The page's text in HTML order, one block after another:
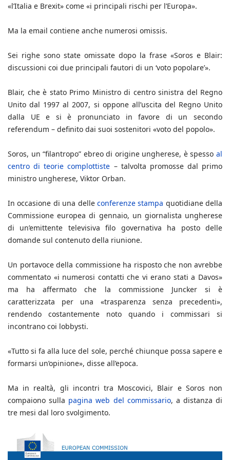
«l’Italia e Brexit» come «i principali rischi per l’Europa».
Ma la email contiene anche numerosi omissis.
Sei righe sono state omissate dopo la frase «Soros e Blair:
discussioni coi due principali fautori di un ‘voto popolare’».
Blair, che è stato Primo Ministro di centro sinistra del Regno
Unito dal 1997 al 2007, si oppone all’uscita del Regno Unito
dalla UE e si è pronunciato in favore di un secondo
referendum – definito dai suoi sostenitori «voto del popolo».
Soros, un “filantropo” ebreo di origine ungherese, è spesso al
centro di teorie complottiste – talvolta promosse dal primo
ministro ungherese, Viktor Orban.
In occasione di una delle conferenze stampa quotidiane della
Commissione europea di gennaio, un giornalista ungherese
di un’emittente televisiva filo governativa ha posto delle
domande sul contenuto della riunione.
Un portavoce della commissione ha risposto che non avrebbe
commentato «i numerosi contatti che vi erano stati a Davos»
ma ha affermato che la commissione Juncker si è
caratterizzata per una «trasparenza senza precedenti»,
rendendo costantemente noto quando i commissari si
incontrano coi lobbysti.
«Tutto si fa alla luce del sole, perché chiunque possa sapere e
formarsi un’opinione», disse all’epoca.
Ma in realtà, gli incontri tra Moscovici, Blair e Soros non
compaiono sulla pagina web del commissario, a distanza di
tre mesi dal loro svolgimento.